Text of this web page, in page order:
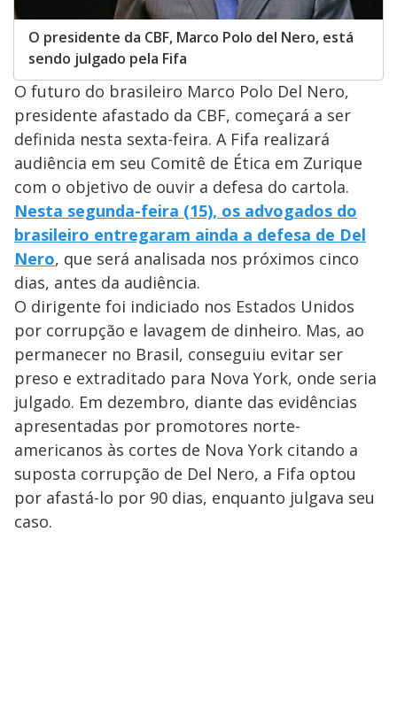
O presidente da CBF, Marco Polo del Nero, está
sendo julgado pela Fifa
O futuro do brasileiro Marco Polo Del Nero,
presidente afastado da CBF, começará a ser
definida nesta sexta-feira. A Fifa realizará
audiência em seu Comitê de Ética em Zurique
com o objetivo de ouvir a defesa do cartola.
Nesta segunda-feira (15), os advogados do
brasileiro entregaram ainda a defesa de Del
Nero, que será analisada nos próximos cinco
dias, antes da audiência.
O dirigente foi indiciado nos Estados Unidos
por corrupção e lavagem de dinheiro. Mas, ao
permanecer no Brasil, conseguiu evitar ser
preso e extraditado para Nova York, onde seria
julgado. Em dezembro, diante das evidências
apresentadas por promotores norte-
americanos às cortes de Nova York citando a
suposta corrupção de Del Nero, a Fifa optou
por afastá-lo por 90 dias, enquanto julgava seu
caso.